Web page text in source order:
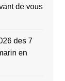
de vous
des 7
en